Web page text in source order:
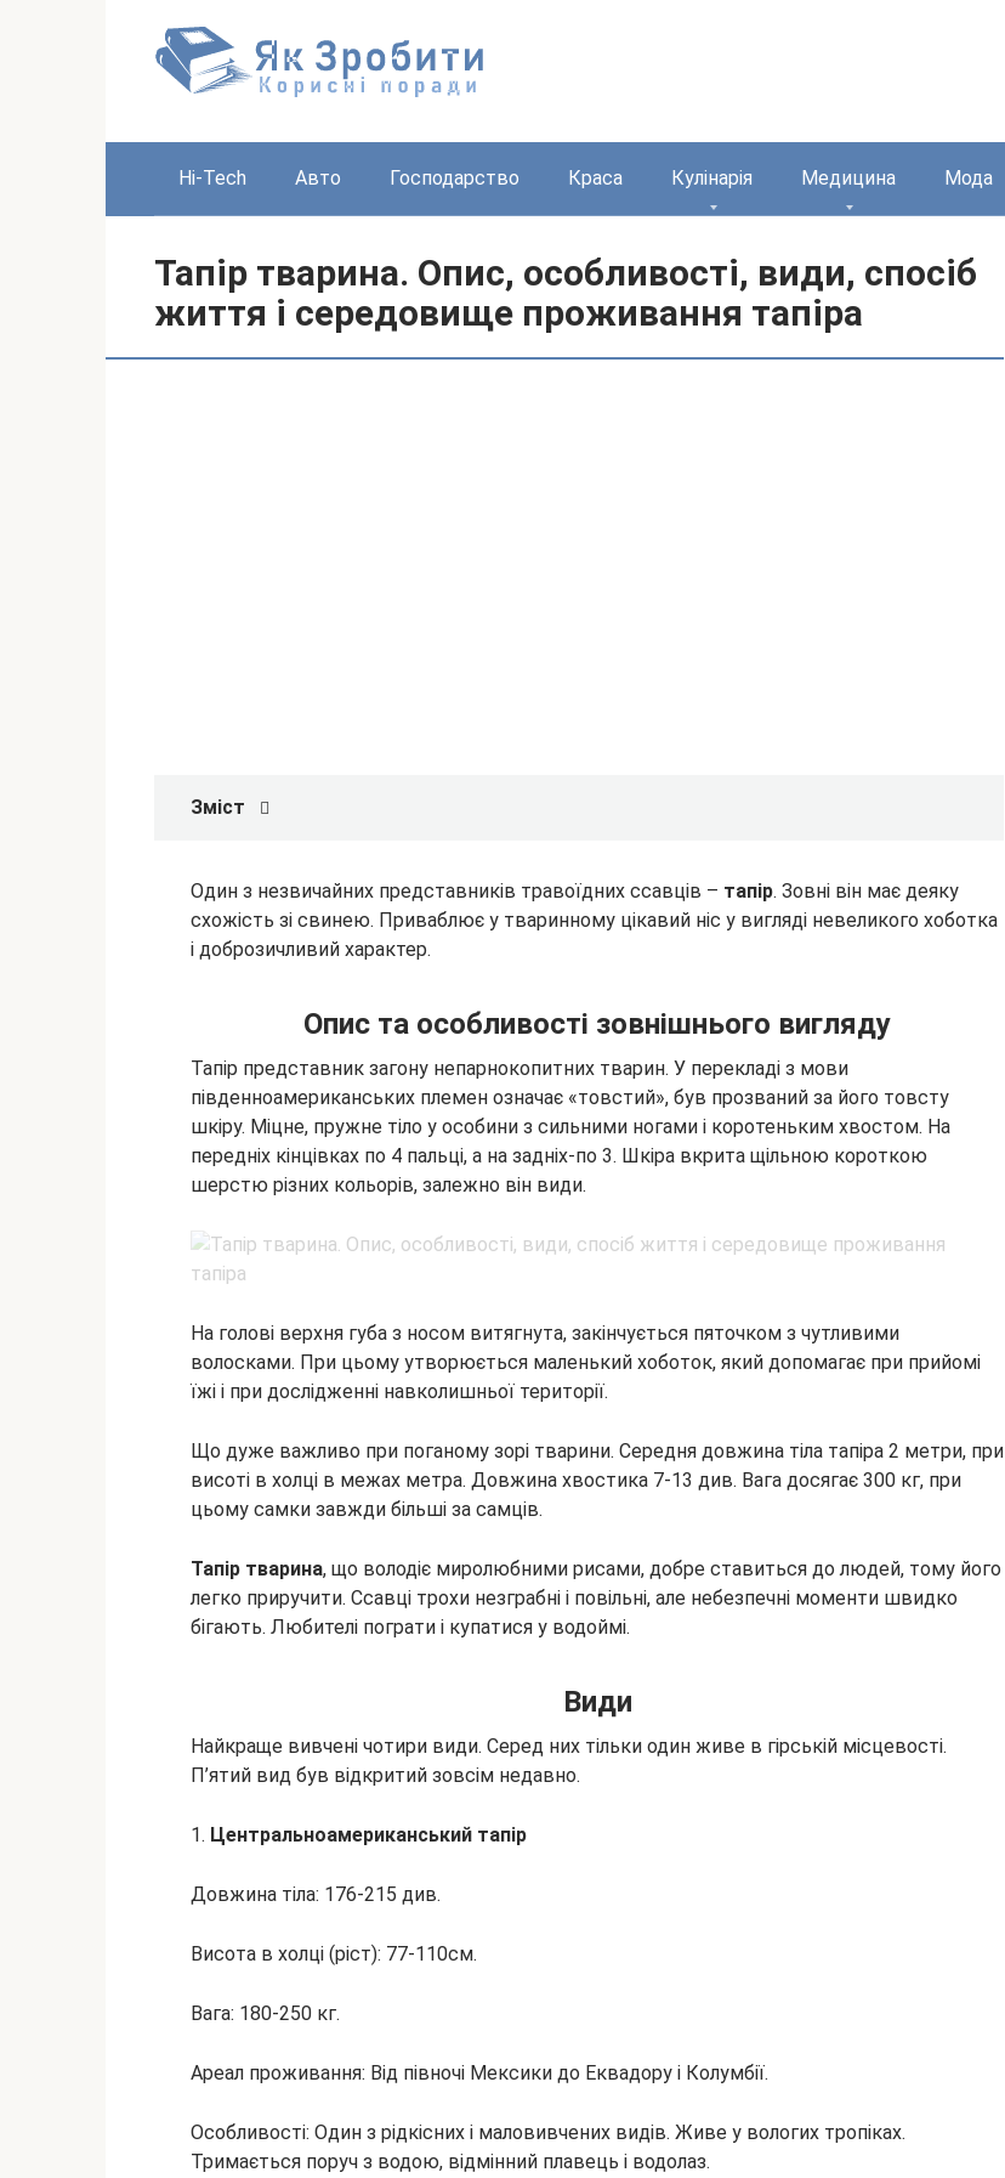
Hi-Tech Авто Господарство Краса Кулінарія Медицина Мода
Тапір тварина. Опис, особливості, види, спосіб
життя і середовище проживання тапіра
Зміст
Один з незвичайних представників травоїдних ссавців – тапір. Зовні він має деяку
схожість зі свинею. Приваблює у тваринному цікавий ніс у вигляді невеликого хоботка
і доброзичливий характер.
Опис та особливості зовнішнього вигляду
Тапір представник загону непарнокопитних тварин. У перекладі з мови
південноамериканських племен означає «товстий», був прозваний за його товсту
шкіру. Міцне, пружне тіло у особини з сильними ногами і коротеньким хвостом. На
передніх кінцівках по 4 пальці, а на задніх-по 3. Шкіра вкрита щільною короткою
шерстю різних кольорів, залежно він види.
На голові верхня губа з носом витягнута, закінчується пяточком з чутливими
волосками. При цьому утворюється маленький хоботок, який допомагає при прийомі
їжі і при дослідженні навколишньої території.
Що дуже важливо при поганому зорі тварини. Середня довжина тіла тапіра 2 метри, при
висоті в холці в межах метра. Довжина хвостика 7-13 див. Вага досягає 300 кг, при
цьому самки завжди більші за самців.
Тапір тварина, що володіє миролюбними рисами, добре ставиться до людей, тому його
легко приручити. Ссавці трохи незграбні і повільні, але небезпечні моменти швидко
бігають. Любителі пограти і купатися у водоймі.
Види
Найкраще вивчені чотири види. Серед них тільки один живе в гірській місцевості.
П’ятий вид був відкритий зовсім недавно.
1. Центральноамериканський тапір
Довжина тіла: 176-215 див.
Висота в холці (ріст): 77-110см.
Вага: 180-250 кг.
Ареал проживання: Від півночі Мексики до Еквадору і Колумбії.
Особливості: Один з рідкісних і маловивчених видів. Живе у вологих тропіках.
Тримається поруч з водою, відмінний плавець і водолаз.